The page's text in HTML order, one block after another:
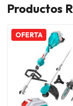
Productos
OFERTA